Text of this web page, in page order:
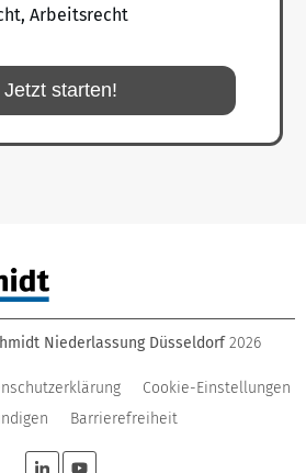
Arbeitsrecht
Jetzt starten!
Niederlassung Düsseldorf 2026
Cookie-Einstellungen
Barrierefreiheit